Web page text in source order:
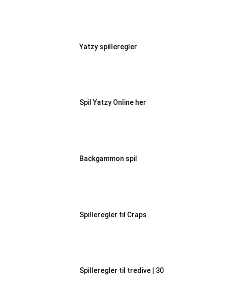
Yatzy spilleregler
Spil Yatzy Online her
Backgammon spil
Spilleregler til Craps
Spilleregler til tredive | 30